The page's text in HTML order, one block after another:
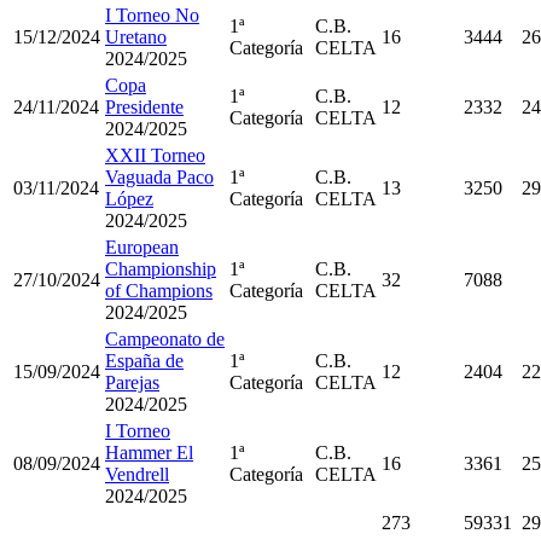
15/12/2024
I Torneo No
Uretano
2024/2025
1ª
Categoría
C.B.
CELTA
16 3444
24/11/2024
Copa
Presidente
2024/2025
1ª
Categoría
C.B.
CELTA
12 2332
03/11/2024
XXII Torneo
Vaguada Paco
López
2024/2025
1ª
Categoría
C.B.
CELTA
13 3250
27/10/2024
European
Championship
of Champions
2024/2025
1ª
Categoría
C.B.
CELTA
32 7088
15/09/2024
Campeonato de
España de
Parejas
2024/2025
1ª
Categoría
C.B.
CELTA
12 2404
08/09/2024
I Torneo
Hammer El
Vendrell
2024/2025
1ª
Categoría
C.B.
CELTA
16 3361
273 59331